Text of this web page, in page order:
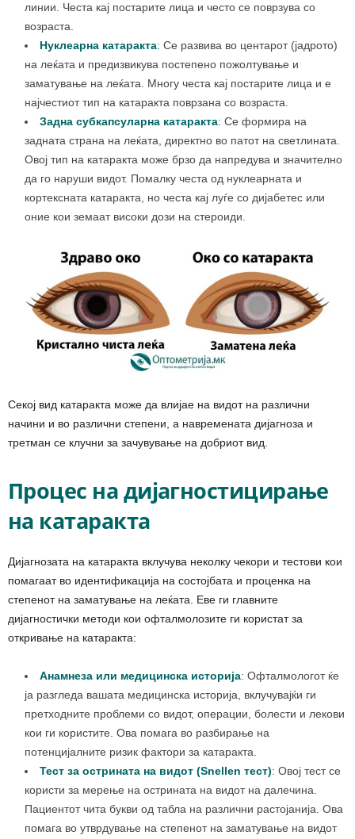
линии. Честа кај постарите лица и често се поврзува со
возраста.
Нуклеарна катаракта: Се развива во центарот (јадрото)
на леќата и предизвикува постепено пожолтување и
заматување на леќата. Многу честа кај постарите лица и е
најчестиот тип на катаракта поврзана со возраста.
Задна субкапсуларна катаракта: Се формира на
задната страна на леќата, директно во патот на светлината.
Овој тип на катаракта може брзо да напредува и значително
да го наруши видот. Помалку честа од нуклеарната и
кортексната катаракта, но честа кај луѓе со дијабетес или
оние кои земаат високи дози на стероиди.
Секој вид катаракта може да влијае на видот на различни
начини и во различни степени, а навремената дијагноза и
третман се клучни за зачувување на добриот вид.
Процес на дијагностицирање
на катаракта
Дијагнозата на катаракта вклучува неколку чекори и тестови кои
помагаат во идентификација на состојбата и проценка на
степенот на заматување на леќата. Еве ги главните
дијагностички методи кои офталмолозите ги користат за
откривање на катаракта:
Анамнеза или медицинска историја: Офталмологот ќе
ја разгледа вашата медицинска историја, вклучувајќи ги
претходните проблеми со видот, операции, болести и лекови
кои ги користите. Ова помага во разбирање на
потенцијалните ризик фактори за катаракта.
Тест за острината на видот (Snellen тест): Овој тест се
користи за мерење на острината на видот на далечина.
Пациентот чита букви од табла на различни растојанија. Ова
помага во утврдување на степенот на заматување на видот